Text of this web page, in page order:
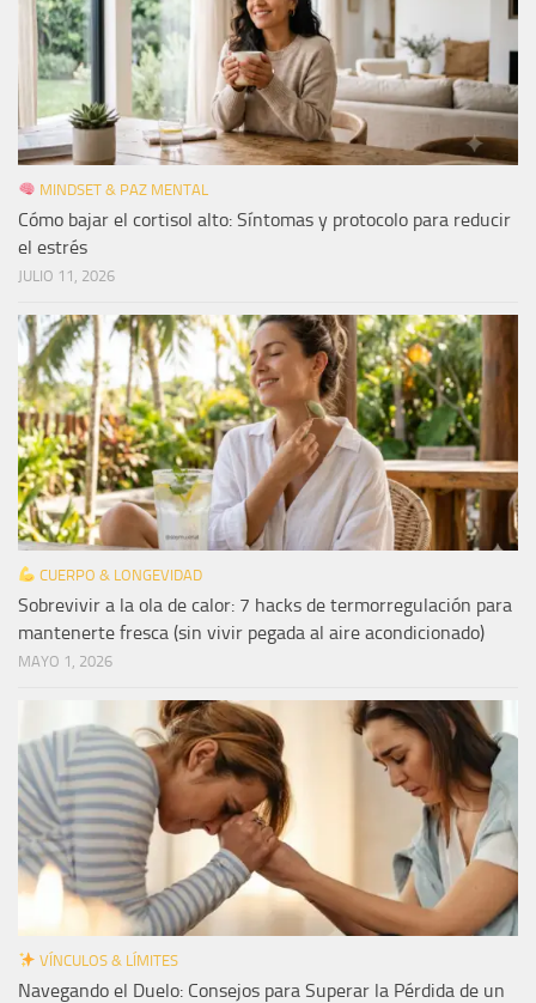
MINDSET & PAZ MENTAL
Cómo bajar el cortisol alto: Síntomas y protocolo para reducir
el estrés
JULIO 11, 2026
CUERPO & LONGEVIDAD
Sobrevivir a la ola de calor: 7 hacks de termorregulación para
mantenerte fresca (sin vivir pegada al aire acondicionado)
MAYO 1, 2026
VÍNCULOS & LÍMITES
Navegando el Duelo: Consejos para Superar la Pérdida de un